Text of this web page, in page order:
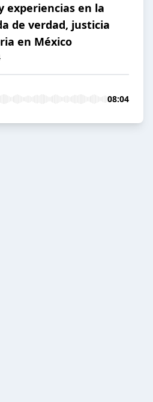
experiencias en la
de verdad, justicia
en México
08:04